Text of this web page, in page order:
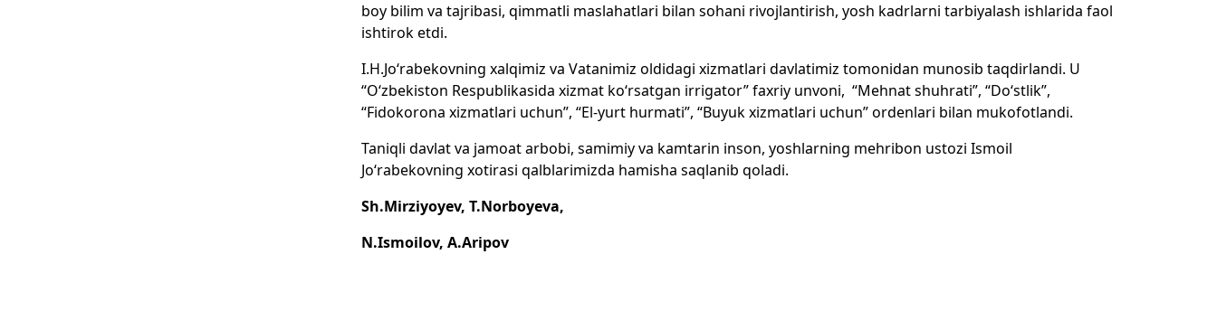
boy bilim va tajribasi, qimmatli maslahatlari bilan sohani rivojlantirish, yosh kadrlarni tarbiyalash ishlarida faol
ishtirok etdi.
I.H.Jo‘rabekovning xalqimiz va Vatanimiz oldidagi xizmatlari davlatimiz tomonidan munosib taqdirlandi. U
“O‘zbekiston Respublikasida xizmat ko‘rsatgan irrigator” faxriy unvoni, “Mehnat shuhrati”, “Do‘stlik”,
“Fidokorona xizmatlari uchun”, “El-yurt hurmati”, “Buyuk xizmatlari uchun” ordenlari bilan mukofotlandi.
Taniqli davlat va jamoat arbobi, samimiy va kamtarin inson, yoshlarning mehribon ustozi Ismoil
Jo‘rabekovning xotirasi qalblarimizda hamisha saqlanib qoladi.
Sh.Mirziyoyev, T.Norboyeva,
N.Ismoilov, A.Aripov